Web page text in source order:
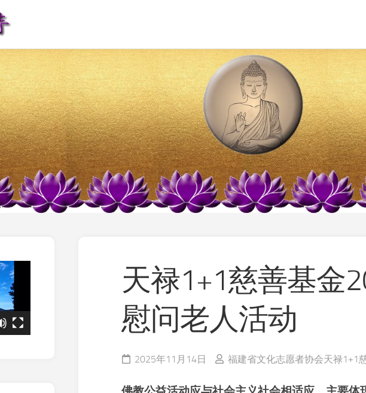
天禄1+1慈善基金
慰问老人活动
2025年11月14日 福建省文化志愿者协会天禄1+1